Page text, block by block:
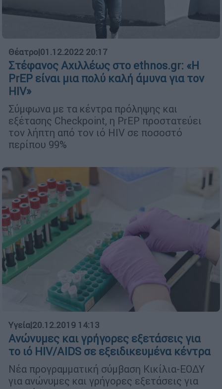
Θέατρο|01.12.2022 20:17
Στέφανος Αχιλλέως στο ethnos.gr: «Η
PrEP είναι μια πολύ καλή άμυνα για τον
HIV»
Σύμφωνα με τα κέντρα πρόληψης και
εξέτασης Checkpoint, η PrEP προστατεύει
τον λήπτη από τον ιό HIV σε ποσοστό
περίπου 99%
Υγεία|20.12.2019 14:13
Ανώνυμες και γρήγορες εξετάσεις για
το ιό HIV/AIDS σε εξειδικευμένα κέντρα
Νέα προγραμματική σύμβαση Κικίλια-ΕΟΔΥ
για ανώνυμες και γρήγορες εξετάσεις για